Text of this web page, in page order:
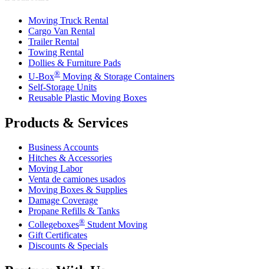
Moving Truck Rental
Cargo Van Rental
Trailer Rental
Towing Rental
Dollies & Furniture Pads
U-Box® Moving & Storage Containers
Self-Storage Units
Reusable Plastic Moving Boxes
Products & Services
Business Accounts
Hitches & Accessories
Moving Labor
Venta de camiones usados
Moving Boxes & Supplies
Damage Coverage
Propane Refills & Tanks
Collegeboxes® Student Moving
Gift Certificates
Discounts & Specials